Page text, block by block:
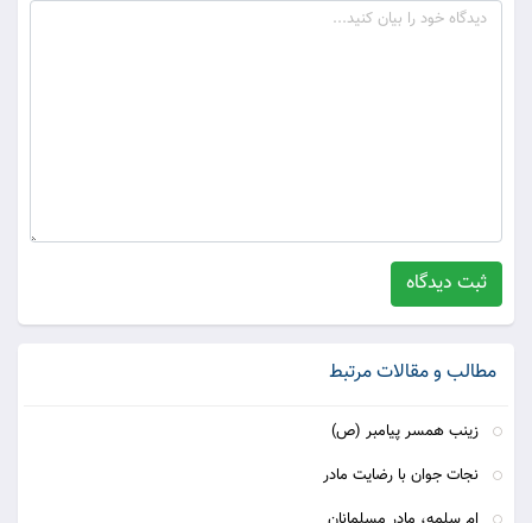
ثبت دیدگاه
مطالب و مقالات مرتبط
زینب همسر پیامبر (ص)
نجات جوان با رضايت مادر